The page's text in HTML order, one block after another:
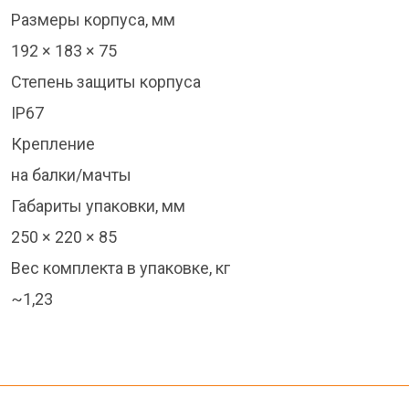
Размеры корпуса, мм
192 × 183 × 75
Степень защиты корпуса
IP67
Крепление
на балки/мачты
Габариты упаковки, мм
250 × 220 × 85
Вес комплекта в упаковке, кг
~1,23